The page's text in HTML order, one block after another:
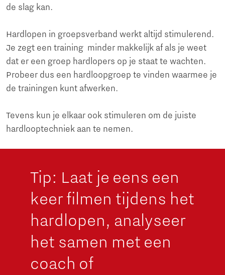
de slag kan.
Hardlopen in groepsverband werkt altijd stimulerend.
Je zegt een training minder makkelijk af als je weet
dat er een groep hardlopers op je staat te wachten.
Probeer dus een hardloopgroep te vinden waarmee je
de trainingen kunt afwerken.
Tevens kun je elkaar ook stimuleren om de juiste
hardlooptechniek aan te nemen.
Tip: Laat je eens een
keer filmen tijdens het
hardlopen, analyseer
het samen met een
coach of